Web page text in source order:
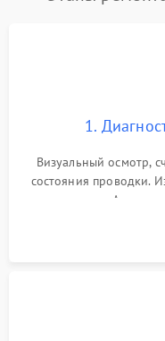
1.
Визуальный осмотр,
состояния проводки.
колодке. Анализ
конвекцией, панелью